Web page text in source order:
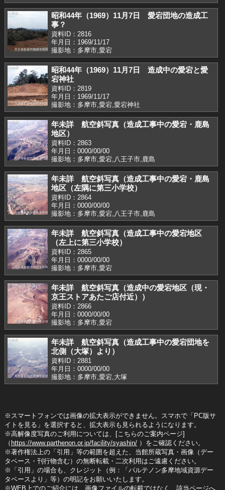
昭和44年（1969）11月7日 愛宕団地の造成工
事？
資料ID：2816
年月日：1969/11/17
撮影地：多摩市,愛宕
昭和44年（1969）11月7日 造成中の愛宕と愛
宕神社
資料ID：2819
年月日：1969/11/17
撮影地：多摩市,愛宕,愛宕神社
年未詳 航空斜写真（造成工事中の愛宕・鹿島
地区）
資料ID：2863
年月日：0000/00/00
撮影地：多摩市,愛宕,八王子市,鹿島
年未詳 航空斜写真（造成工事中の愛宕・鹿島
地区（左隅に第三小学校）
資料ID：2864
年月日：0000/00/00
撮影地：多摩市,愛宕,八王子市,鹿島
年未詳 航空斜写真（造成工事中の愛宕地区
（左上に第三小学校）
資料ID：2865
年月日：0000/00/00
撮影地：多摩市,愛宕
年未詳 航空斜写真（造成中の愛宕地区（現・
京王ストアあたご店付近））
資料ID：2866
年月日：0000/00/00
撮影地：多摩市,愛宕
年未詳 航空斜写真（造成工事中の愛宕団地を
北側（大塚）より）
資料ID：2881
年月日：0000/00/00
撮影地：多摩市,愛宕,大塚
※スマートフォンでは画像の拡大表示ができません。スマホで「PC版サ
イトを見る」を選択すると、拡大表示も見られるようになります。
※高解像度写真のご利用については、[こちらのご案内ページ]
（ https://www.parthenon.or.jp/facility/syashin/）をご確認ください。
※著作権法上の「引用」等の範囲を超えた、当館所蔵写真・画像（デー
タベース・刊行物含む）の無断転載・二次利用はご遠慮ください。
※「引用」の場合も、クレジット（例：「パルテノン多摩地域資源デー
タベースより」等）の明記をお願いいたします。
※WEB上でのご紹介には、画像ファイルの転載ではなく、該当ページへ